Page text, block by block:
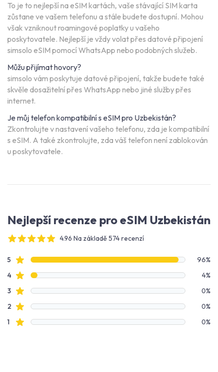
To je to nejlepší na eSIM kartách, vaše stávající SIM karta
zůstane ve vašem telefonu a stále budete dostupní. Mohou
však vzniknout roamingové poplatky u vašeho
poskytovatele. Nejlepší je vždy volat přes datové připojení
simsolo eSIM pomocí WhatsApp nebo podobných služeb.
Můžu přijímat hovory?
simsolo vám poskytuje datové připojení, takže budete také
skvěle dosažitelní přes WhatsApp nebo jiné služby přes
internet.
Je můj telefon kompatibilní s eSIM pro Uzbekistán?
Zkontrolujte v nastavení vašeho telefonu, zda je kompatibilní
s eSIM. A také zkontrolujte, zda váš telefon není zablokován
u poskytovatele.
Nejlepší recenze pro eSIM Uzbekistán
4.96 Na základě 574 recenzí
Data recenzí
5Hodnocení hvězdami
96%
4Hodnocení hvězdami
4%
3 Hodnocení hvězdami
0%
2Hodnocení hvězdami
0%
1 Hodnocení hvězdami 0%